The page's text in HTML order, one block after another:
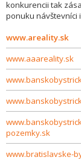
konkurencii tak
ponuku návštevníci
www.areality.sk
www.aaareality.sk
pozemky.sk
www.bratislavske-